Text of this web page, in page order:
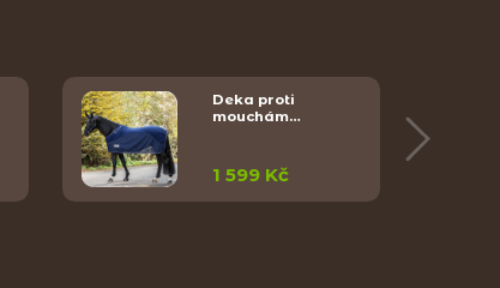
Deka proti
mouchám…
1 599 Kč